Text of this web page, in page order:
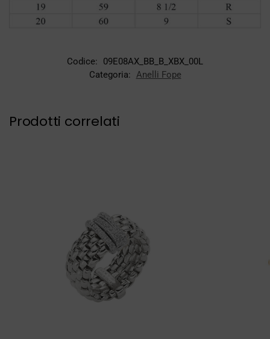
Codice:
09E08AX_BB_B_XBX_00L
Categoria: Anelli Fope
Prodotti correlati